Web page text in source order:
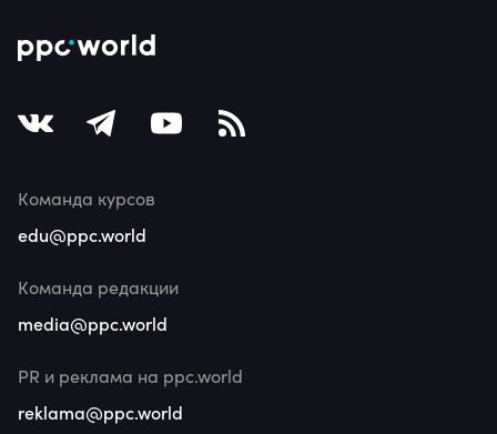
Команда курсов
edu@ppc.world
Команда редакции
media@ppc.world
PR и реклама на ppc.world
reklama@ppc.world